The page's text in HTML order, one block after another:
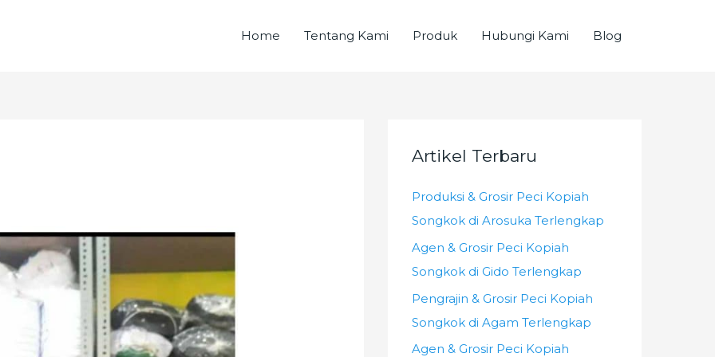
Home Tentang Kami Produk Hubungi Kami Blog
Artikel Terbaru
Produksi & Grosir Peci Kopiah
Songkok di Arosuka Terlengkap
Agen & Grosir Peci Kopiah
Songkok di Gido Terlengkap
Pengrajin & Grosir Peci Kopiah
Songkok di Agam Terlengkap
Agen & Grosir Peci Kopiah